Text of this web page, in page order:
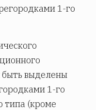
1-го
выделены
1-го
типа (кроме